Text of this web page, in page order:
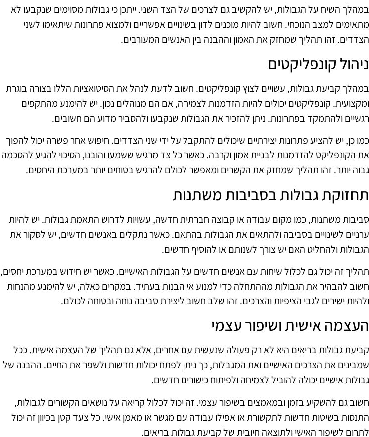
במהלך השיח על הגבולות, יש להקשיב גם לצרכים של הצד השני. ייתכן כי גבולות מסוימים שנקבעו לא
מתאימים למצב הנוכחי. חשוב להיות מוכנים לדון בשינויים אפשריים ולמצוא פתרונות שיתאימו לשני
הצדדים. זהו תהליך שמחזק את האמון וההבנה בין האנשים המעורבים.
ניהול קונפליקטים
במהלך קביעת גבולות, עשויים לצוץ קונפליקטים. חשוב לדעת לנהל את הסיטואציות הללו בצורה בוגרת
ומקצועית. קונפליקטים יכולים להיות הזדמנות לצמיחה, אם הם מנוהלים נכון. יש להימנע מהתקפים
רגשיים ולהתמקד בפתרונות. ניתן להזכיר את הגבולות שנקבעו ולהסביר מדוע הם חשובים.
כמו כן, יש להציע פתרונות יצירתיים שיכולים להתקבל על ידי שני הצדדים. חיפוש אחר פשרה יכול להפוך
את הקונפליקט להזדמנות לבניית אמון וקרבה. כאשר כל צד מרגיש ששמעו והובנו, הסיכוי להגיע להסכמה
גבוה יותר. זהו תהליך שמחזק את הקשרים ומאפשר לכולם להרגיש בטוחים יותר במערכת היחסים.
תחזוקת גבולות בסביבות משתנות
סביבות משתנות, כמו מקום עבודה או קבוצה חברתית חדשה, עשויות לדרוש התאמת גבולות. יש להיות
ערניים לשינויים בסביבה ולהתאים את הגבולות בהתאם. כאשר נתקלים באנשים חדשים, יש לסקור את
הגבולות ולהחליט האם יש צורך לשנותם או להוסיף חדשים.
תהליך זה יכול גם לכלול שיחות עם אנשים חדשים על הגבולות האישיים. כאשר יש חידוש במערכת יחסים,
חשוב להבהיר את הגבולות מההתחלה כדי למנוע אי הבנות בעתיד. במקרים כאלה, יש להימנע מהנחות
ולהיות ישירים לגבי הציפיות והצרכים. זהו שלב חשוב ליצירת סביבה נוחה ובטוחה לכולם.
העצמה אישית ושיפור עצמי
קביעת גבולות בריאים היא לא רק פעולה שנעשית עם אחרים, אלא גם תהליך של העצמה אישית. ככל
שמבינים את הצרכים האישיים ואת המגבלות, כך ניתן לפתח יכולות חדשות ולשפר את החיים. ההבנה של
גבולות אישיים יכולה להוביל לצמיחה ולפיתוח כישורים חדשים.
חשוב גם להשקיע בזמן ובמאמצים בשיפור עצמי. זה יכול לכלול קריאה על נושאים הקשורים לגבולות,
התנסות בשיטות חדשות לתקשורת או אפילו עבודה עם מגשר או מאמן אישי. כל צעד קטן בכיוון זה יכול
לתרום לשיפור האישי ולתוצאה חיובית של קביעת גבולות בריאים.